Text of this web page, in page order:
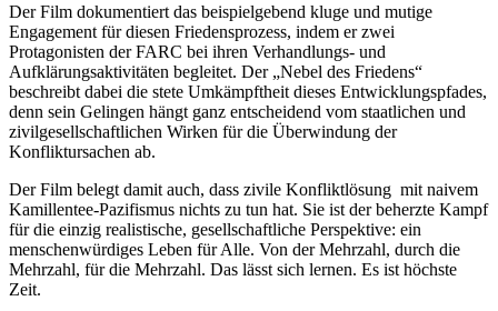
Der Film dokumentiert das beispielgebend kluge und mutige
Engagement für diesen Friedensprozess, indem er zwei
Protagonisten der FARC bei ihren Verhandlungs- und
Aufklärungsaktivitäten begleitet. Der „Nebel des Friedens“
beschreibt dabei die stete Umkämpftheit dieses Entwicklungspfades,
denn sein Gelingen hängt ganz entscheidend vom staatlichen und
zivilgesellschaftlichen Wirken für die Überwindung der
Konfliktursachen ab.
Der Film belegt damit auch, dass zivile Konfliktlösung mit naivem
Kamillentee-Pazifismus nichts zu tun hat. Sie ist der beherzte Kampf
für die einzig realistische, gesellschaftliche Perspektive: ein
menschenwürdiges Leben für Alle. Von der Mehrzahl, durch die
Mehrzahl, für die Mehrzahl. Das lässt sich lernen. Es ist höchste
Zeit.